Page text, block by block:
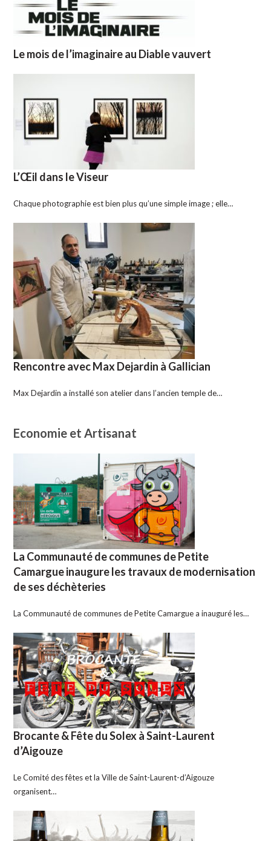
Le mois de l’imaginaire au Diable vauvert
L’Œil dans le Viseur
Chaque photographie est bien plus qu’une simple image ; elle…
Rencontre avec Max Dejardin à Gallician
Max Dejardin a installé son atelier dans l’ancien temple de…
Economie et Artisanat
La Communauté de communes de Petite
Camargue inaugure les travaux de modernisation
de ses déchèteries
La Communauté de communes de Petite Camargue a inauguré les…
Brocante & Fête du Solex à Saint-Laurent
d’Aigouze
Le Comité des fêtes et la Ville de Saint-Laurent-d’Aigouze
organisent…